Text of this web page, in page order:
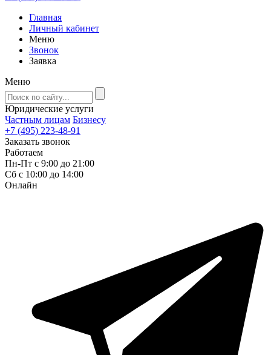
Главная
Личный кабинет
Меню
Звонок
Заявка
Меню
Юридические услуги
Частным лицам Бизнесу
+7 (495) 223-48-91
Заказать звонок
Работаем
Пн-Пт с 9:00 до 21:00
Сб с 10:00 до 14:00
Онлайн